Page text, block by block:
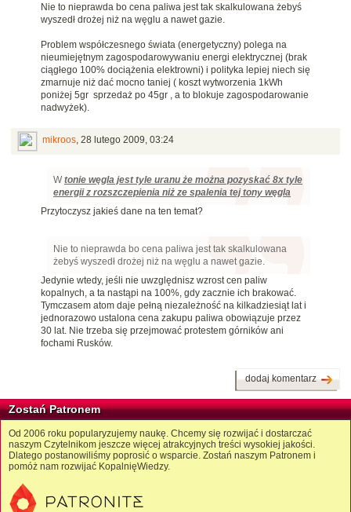
Nie to nieprawda bo cena paliwa jest tak skalkulowana żebyś
wyszedł drożej niż na węglu a nawet gazie.
Problem współczesnego świata (energetyczny) polega na
nieumiejętnym zagospodarowywaniu energi elektrycznej (brak
ciągłego 100% dociążenia elektrowni) i polityka lepiej niech się
zmarnuje niż dać mocno taniej ( koszt wytworzenia 1kWh
poniżej 5gr sprzedaż po 45gr , a to blokuje zagospodarowanie
nadwyżek).
mikroos, 28 lutego 2009, 03:24
W tonie węgla jest tyle uranu że można pozyskać 8x tyle
energii z rozszczepienia niż ze spalenia tej tony węgla
Przytoczysz jakieś dane na ten temat?
Nie to nieprawda bo cena paliwa jest tak skalkulowana
żebyś wyszedł drożej niż na węglu a nawet gazie.
Jedynie wtedy, jeśli nie uwzględnisz wzrost cen paliw
kopalnych, a ta nastąpi na 100%, gdy zacznie ich brakować.
Tymczasem atom daje pełną niezależność na kilkadziesiąt lat i
jednorazowo ustalona cena zakupu paliwa obowiązuje przez
30 lat. Nie trzeba się przejmować protestem górników ani
fochami Rusków.
dodaj komentarz
Zostań Patronem
Od 2006 roku popularyzujemy naukę. Chcemy się rozwijać i dostarczać
naszym Czytelnikom jeszcze więcej atrakcyjnych treści wysokiej jakości.
Dlatego postanowiliśmy poprosić o wsparcie. Zostań naszym Patronem i
pomóż nam rozwijać KopalnięWiedzy.